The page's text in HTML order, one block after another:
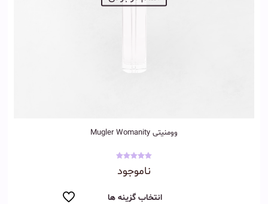
وومنیتی Mugler Womanity
5.00
ناموجود
انتخاب گزینه ها